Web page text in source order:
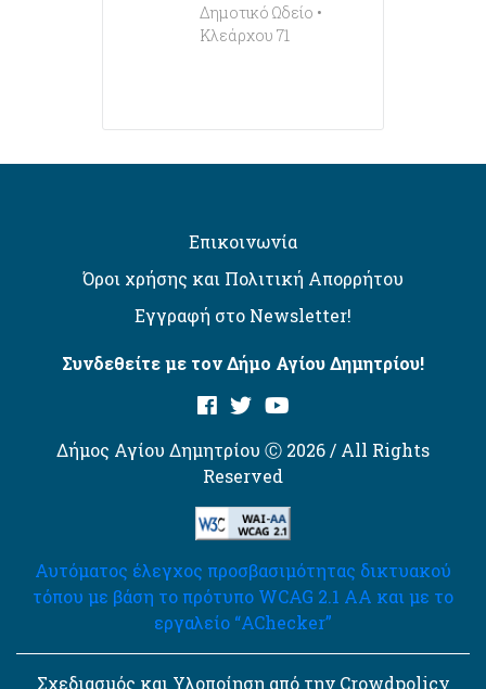
Δημοτικό Ωδείο •
Κλεάρχου 71
Επικοινωνία
Όροι χρήσης και Πολιτική Απορρήτου
Εγγραφή στο Newsletter!
Συνδεθείτε με τον Δήμο Αγίου Δημητρίου!
Δήμος Αγίου Δημητρίου Ⓒ 2026 / All Rights
Reserved
Αυτόματος έλεγχος προσβασιμότητας δικτυακού
τόπου με βάση το πρότυπο WCAG 2.1 AA και με το
εργαλείο “AChecker”
Σχεδιασμός και Υλοποίηση από την Crowdpolicy